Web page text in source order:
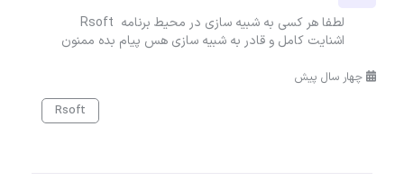
لطفا هر کسی به شبیه سازی در محیط برنامه Rsoft
اشنایت کامل و قادر به شبیه سازی هس پیام بده ممنون
چهار سال پیش
Rsoft